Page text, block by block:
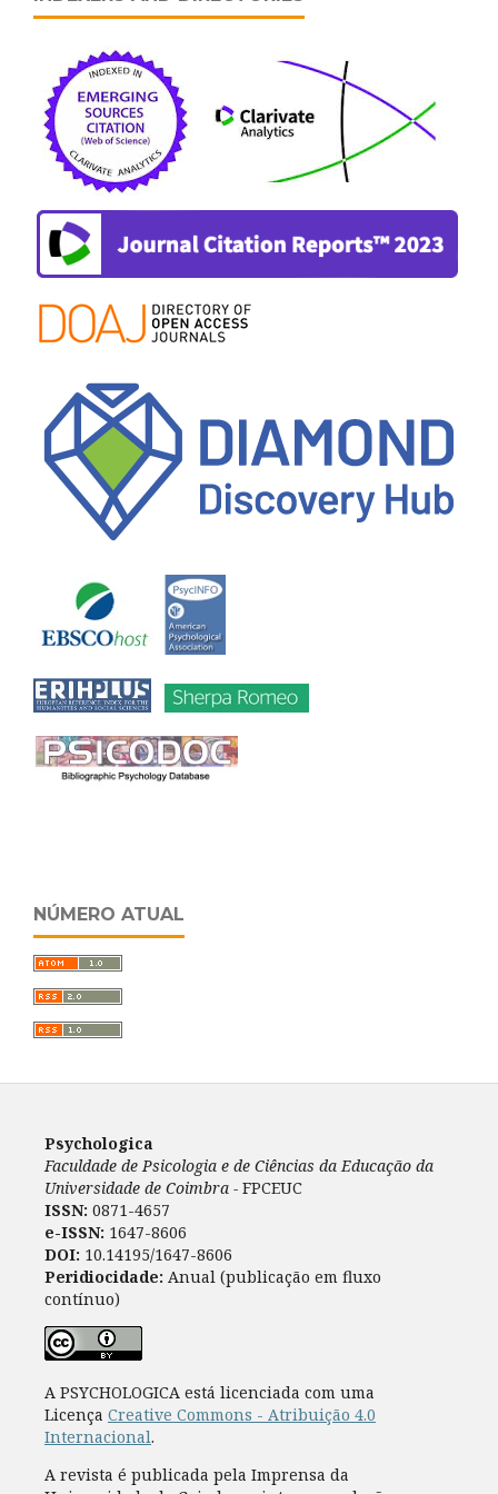
NÚMERO ATUAL
Psychologica
Faculdade de Psicologia e de Ciências da Educação da
Universidade de Coimbra - FPCEUC
ISSN: 0871-4657
e-ISSN: 1647-8606
DOI: 10.14195/1647-8606
Peridiocidade: Anual (publicação em fluxo
contínuo)
A PSYCHOLOGICA está licenciada com uma
Licença Creative Commons - Atribuição 4.0
Internacional.
A revista é publicada pela Imprensa da